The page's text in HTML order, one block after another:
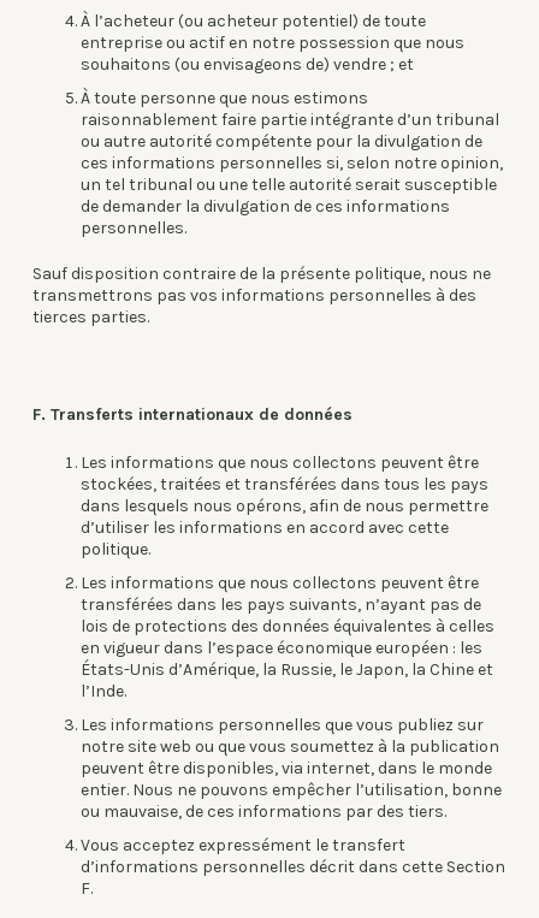
À l’acheteur (ou acheteur potentiel) de toute
entreprise ou actif en notre possession que nous
souhaitons (ou envisageons de) vendre ; et
À toute personne que nous estimons
raisonnablement faire partie intégrante d’un tribunal
ou autre autorité compétente pour la divulgation de
ces informations personnelles si, selon notre opinion,
un tel tribunal ou une telle autorité serait susceptible
de demander la divulgation de ces informations
personnelles.
Sauf disposition contraire de la présente politique, nous ne
transmettrons pas vos informations personnelles à des
tierces parties.
F. Transferts internationaux de données
Les informations que nous collectons peuvent être
stockées, traitées et transférées dans tous les pays
dans lesquels nous opérons, afin de nous permettre
d’utiliser les informations en accord avec cette
politique.
Les informations que nous collectons peuvent être
transférées dans les pays suivants, n’ayant pas de
lois de protections des données équivalentes à celles
en vigueur dans l’espace économique européen : les
États-Unis d’Amérique, la Russie, le Japon, la Chine et
l’Inde.
Les informations personnelles que vous publiez sur
notre site web ou que vous soumettez à la publication
peuvent être disponibles, via internet, dans le monde
entier. Nous ne pouvons empêcher l’utilisation, bonne
ou mauvaise, de ces informations par des tiers.
Vous acceptez expressément le transfert
d’informations personnelles décrit dans cette Section
F.